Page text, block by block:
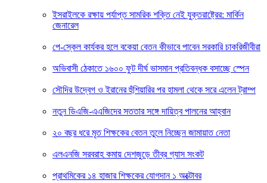
ইসরাইলকে রক্ষায় পর্যাপ্ত সামরিক শক্তি নেই যুক্তরাষ্ট্রের: মার্কিন
জেনারেল
পে-স্কেল কার্যকর হলে বকেয়া বেতন কীভাবে পাবেন সরকারি চাকরিজীবীরা
অভিবাসী ঠেকাতে ১৬০০ ফুট দীর্ঘ ভাসমান প্রতিবন্ধক বসাচ্ছে স্পেন
সৌদির উদ্বেগ ও ইরানের হুঁশিয়ারির পর হামলা থেকে সরে এলেন ট্রাম্প
নতুন ডিএজি-এএজিদের সততার সঙ্গে দায়িত্ব পালনের আহ্বান
২০ বছর ধরে মৃত শিক্ষকের বেতন তুলে নিচ্ছেন জামায়াত নেতা
এলএনজি সরবরাহ কমায় দেশজুড়ে তীব্র গ্যাস সংকট
প্রাথমিকের ১৪ হাজার শিক্ষকের যোগদান ১ অক্টোবর